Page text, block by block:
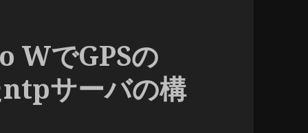
WでGPSの
ntpサーバの構